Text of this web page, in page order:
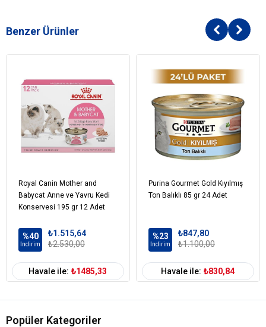
Benzer Ürünler
Royal Canin Mother and
Babycat Anne ve Yavru Kedi
Konservesi 195 gr 12 Adet
%40
İndirim
₺1.515,64
₺2.530,00
Havale ile: ₺1485,33
Purina Gourmet Gold Kıyılmış
Ton Balıklı 85 gr 24 Adet
%23
İndirim
₺847,80
₺1.100,00
Havale ile: ₺830,84
Popüler Kategoriler